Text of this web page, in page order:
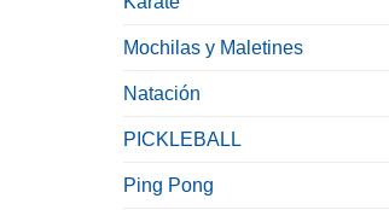
Mochilas y Maletines
Natación
PICKLEBALL
Ping Pong